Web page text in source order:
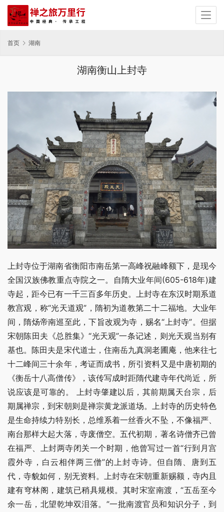
首页 湖南
湖南衡山上封寺
上封寺位于湖南省衡阳市南岳第一高峰祝融峰额下，是现今
全国汉族佛教重点寺院之一。自隋大业年间(605-618年)建
寺起，距今已有一千三百多年历史。上封寺在东汉时期系道
教宫观，称“光天道观”，隋初为道教第二十二福地。大业年
间，隋炀帝南巡至此，下旨改观为寺，赐名“上封寺”。但据
宋朝陈田夫《总胜集》“光天观”一条记述，则光天观当别有
基也。陈田夫是宋代道士，住南岳九真洞老圃庵，他来往七
十二峰间三十余年，考证而成书，所引资料又是中唐初期的
《衡岳十八高僧传》，该传写成时距隋代建寺年代尚近，所
说应该是可靠的。 上封寺肇建以后，其前期属天台宗，后
期属禅宗，到宋朝则是禅宗黄龙派道场。上封寺的历史特色
是生命持续力特别长，总维系着一丝香火不坠，不像福严、
南台那样大起大落，寺废僧空。五代初期，著名诗僧齐已曾
在福严、上封两寺闭关一个时期，他曾写过一首“行到月宫
霞外寺，白云相伴两三僧”的上封寺诗。但自隋、唐到五
代，寺貌如何，别无资料。上封寺在宋朝重新赐额，寺内且
建有穹林阁，建筑已稍具规模。其时宋室南渡，“五岳至今
余一岳，北望乾坤双泪落。”一批南渡官员和知识分子，到